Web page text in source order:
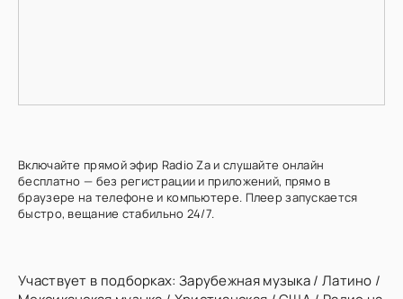
Включайте прямой эфир Radio Za и слушайте онлайн
бесплатно — без регистрации и приложений, прямо в
браузере на телефоне и компьютере. Плеер запускается
быстро, вещание стабильно 24/7.
Участвует в подборках: Зарубежная музыка/ Латино /